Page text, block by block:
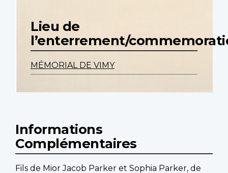
Lieu de
l’enterrement/
MÉMORIAL DE VIMY
Informations
Complémentaires
Fils de Mior Jacob Parker et Sophia Parker, de